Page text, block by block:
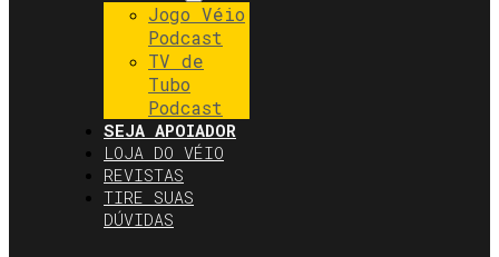
Jogo Véio
Podcast
TV de
Tubo
Podcast
SEJA APOIADOR
LOJA DO VÉIO
REVISTAS
TIRE SUAS
DÚVIDAS